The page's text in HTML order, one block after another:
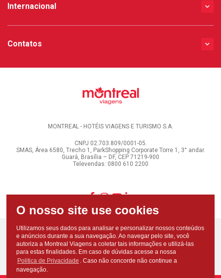
Internacional
Contatos
MONTREAL - HOTÉIS VIAGENS E TURISMO S.A.
CNPJ 02.703.809/0001-05.
SMAS, Área 6580, Trecho 1, ParkShopping Corporate Torre 1, 3° andar.
Guará, Brasília – DF, CEP 71219-900
Televendas: 0800 610 2200
Utilizamos seus dados para analisar e personalizar nossos conteúdos
e anúncios durante a sua navegação. Ao navegar pelo site, você
autoriza a Montreal Viagens a coletar tais informações e utilizá-las
para estas finalidades. Em caso de dúvidas acesse a nossa
Politica de Privacidade . Caso não concorde não continue a
navegação.